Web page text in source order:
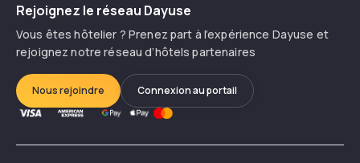
Rejoignez le réseau Dayuse
Vous êtes hôtelier ? Prenez part à l’expérience Dayuse et
rejoignez notre réseau d’hôtels partenaires
Nous rejoindre Connexion au portail